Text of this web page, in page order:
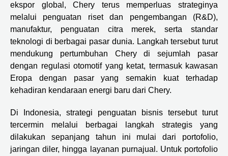
ekspor global, Chery terus memperluas strateginya
melalui penguatan riset dan pengembangan (R&D),
manufaktur, penguatan citra merek, serta standar
teknologi di berbagai pasar dunia. Langkah tersebut turut
mendukung pertumbuhan Chery di sejumlah pasar
dengan regulasi otomotif yang ketat, termasuk kawasan
Eropa dengan pasar yang semakin kuat terhadap
kehadiran kendaraan energi baru dari Chery.
Di Indonesia, strategi penguatan bisnis tersebut turut
tercermin melalui berbagai langkah strategis yang
dilakukan sepanjang tahun ini mulai dari portofolio,
jaringan diler, hingga layanan purnajual. Untuk portofolio